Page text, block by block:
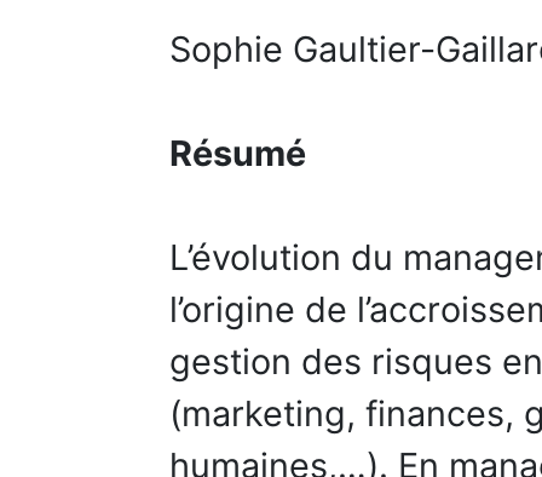
Sophie Gaultier-
Résumé
L’évolution du
l’origine de
gestion des risques
(marketing, finances,
humaines,…). En